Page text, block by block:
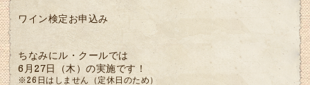
ワイン検定お申込み
ちなみにル・クールでは
6月27日（木）の実施です！
※26日はしません（定休日のため）